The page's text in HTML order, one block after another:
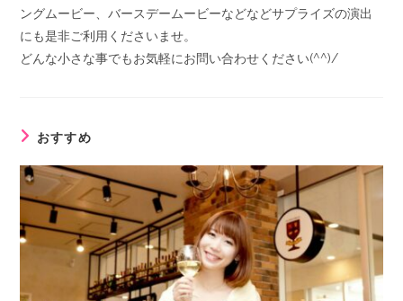
ングムービー、バースデームービーなどなどサプライズの演出
にも是非ご利用くださいませ。
どんな小さな事でもお気軽にお問い合わせください(^^)/
おすすめ